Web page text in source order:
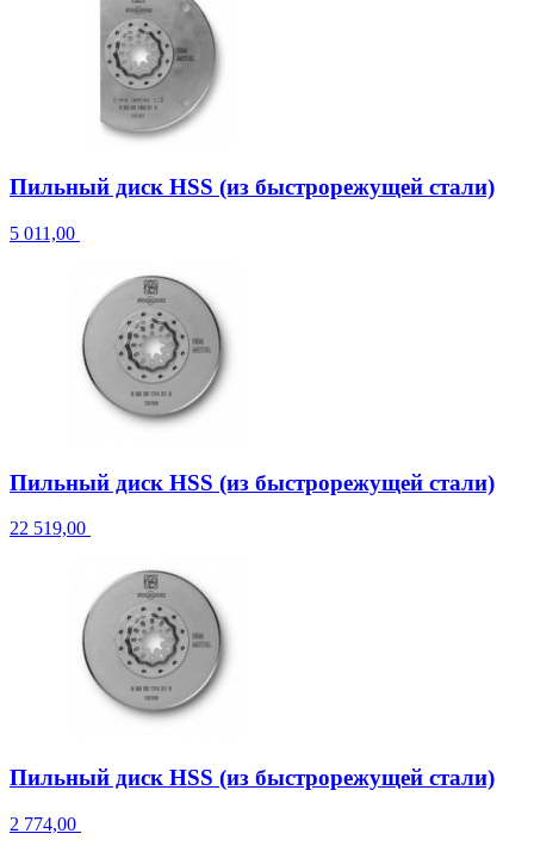
Пильный диск HSS (из быстрорежущей стали)
5 011,00
Пильный диск HSS (из быстрорежущей стали)
22 519,00
Пильный диск HSS (из быстрорежущей стали)
2 774,00